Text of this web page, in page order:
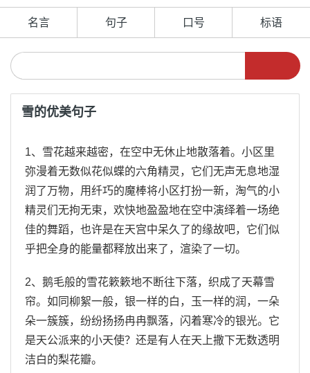
名言 句子 口号 标语
雪的优美句子
1、雪花越来越密，在空中无休止地散落着。小区里
弥漫着无数似花似蝶的六角精灵，它们无声无息地湿
润了万物，用纤巧的魔棒将小区打扮一新，淘气的小
精灵们无拘无束，欢快地盈盈地在空中演绎着一场绝
佳的舞蹈，也许是在天宫中呆久了的缘故吧，它们似
乎把全身的能量都释放出来了，渲染了一切。
2、鹅毛般的雪花簌簌地不断往下落，织成了天幕雪
帘。如同柳絮一般，银一样的白，玉一样的润，一朵
朵一簇簇，纷纷扬扬冉冉飘落，闪着寒冷的银光。它
是天公派来的小天使？还是有人在天上撒下无数透明
洁白的梨花瓣。